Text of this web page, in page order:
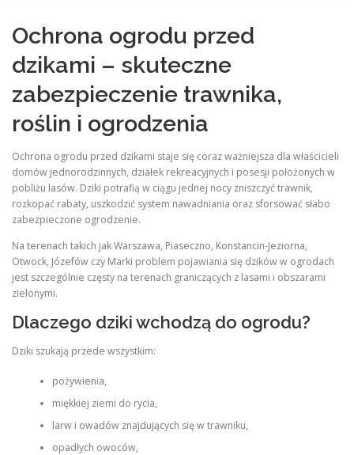
ZABEZPIECZENIA PRZED DZIKAMI BLOG
KONTAKT
Ochrona ogrodu przed
dzikami – skuteczne
zabezpieczenie trawnika,
roślin i ogrodzenia
Ochrona ogrodu przed dzikami staje się coraz ważniejsza dla właścicieli
domów jednorodzinnych, działek rekreacyjnych i posesji położonych w
pobliżu lasów. Dziki potrafią w ciągu jednej nocy zniszczyć trawnik,
rozkopać rabaty, uszkodzić system nawadniania oraz sforsować słabo
zabezpieczone ogrodzenie.
Na terenach takich jak Warszawa, Piaseczno, Konstancin-Jeziorna,
Otwock, Józefów czy Marki problem pojawiania się dzików w ogrodach
jest szczególnie częsty na terenach graniczących z lasami i obszarami
zielonymi.
Dlaczego dziki wchodzą do ogrodu?
Dziki szukają przede wszystkim:
pożywienia,
miękkiej ziemi do rycia,
larw i owadów znajdujących się w trawniku,
opadłych owoców,